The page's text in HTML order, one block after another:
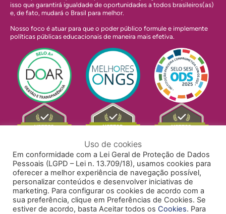
isso que garantirá igualdade de oportunidades a todos brasileiros(as)
e, de fato, mudará o Brasil para melhor.
Nosso foco é atuar para que o poder público formule e implemente
políticas públicas educacionais de maneira mais efetiva.
Uso de cookies
Em conformidade com a Lei Geral de Proteção de Dados
Pessoais (LGPD – Lei n. 13.709/18), usamos cookies para
oferecer a melhor experiência de navegação possível,
personalizar conteúdos e desenvolver iniciativas de
marketing. Para configurar os cookies de acordo com a
sua preferência, clique em Preferências de Cookies. Se
estiver de acordo, basta Aceitar todos os Cookies. Para